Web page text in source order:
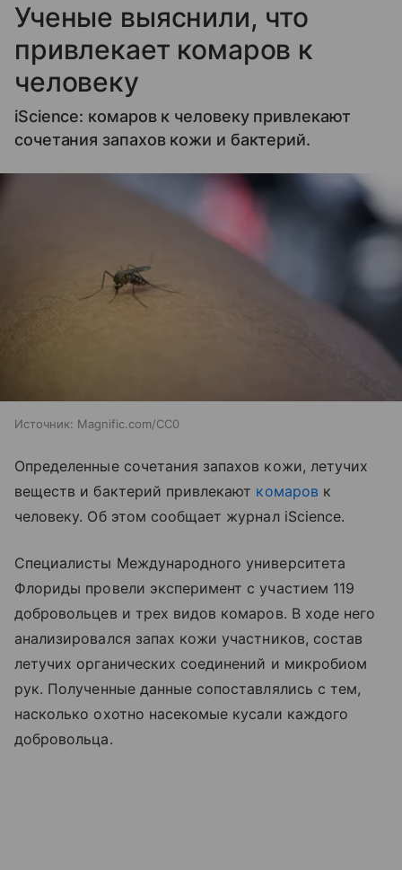
Ученые выяснили, что
привлекает комаров к
человеку
iScience: комаров к человеку привлекают
сочетания запахов кожи и бактерий.
Источник: Magnific.com/CC0
Определенные сочетания запахов кожи, летучих
веществ и бактерий привлекают комаров к
человеку. Об этом сообщает журнал iScience.
Специалисты Международного университета
Флориды провели эксперимент с участием 119
добровольцев и трех видов комаров. В ходе него
анализировался запах кожи участников, состав
летучих органических соединений и микробиом
рук. Полученные данные сопоставлялись с тем,
насколько охотно насекомые кусали каждого
добровольца.